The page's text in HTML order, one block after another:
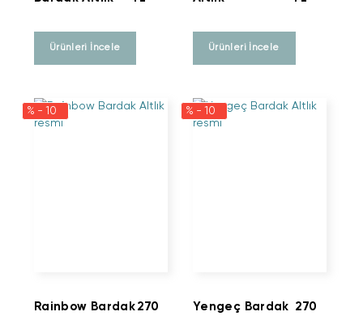
Ürünleri İncele Ürünleri İncele
% - 10
Rainbow Bardak 270
% - 10
Yengeç Bardak 270